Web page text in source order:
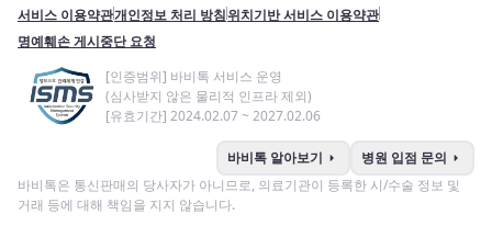
서비스 이용약관개인정보 처리 방침위치기반 서비스 이용약관
명예훼손 게시중단 요청
[인증범위] 바비톡 서비스 운영
(심사받지 않은 물리적 인프라 제외)
[유효기간] 2024.02.07 ~ 2027.02.06
바비톡 알아보기 arrow_right 병원 입점 문의 arrow_right
바비톡은 통신판매의 당사자가 아니므로, 의료기관이 등록한 시/수술 정보 및
거래 등에 대해 책임을 지지 않습니다.